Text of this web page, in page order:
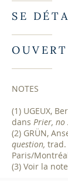
SE
NOTES
(1) UGEUX,
dans Prier, no
(2) GRÜN,
question, trad.
Paris/
(3) Voir la